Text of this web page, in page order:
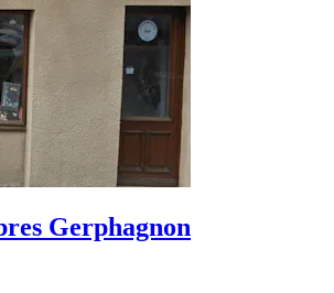
Gerphagnon